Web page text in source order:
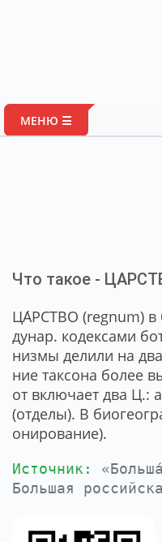
МЕНЮ ☰
Что такое -
ЦА́РСТВО (regnum) в
ду­нар. ко­дек­са­ми
низ­мы де­ли­ли на
ние так­со­на бо­лее
от вклю­ча­ет два Ц.:
(от­де­лы). В
они­ро­ва­ние).
Источник:
Большая